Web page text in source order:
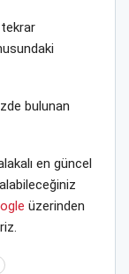
tekrar
bulunan
en güncel
üzerinden